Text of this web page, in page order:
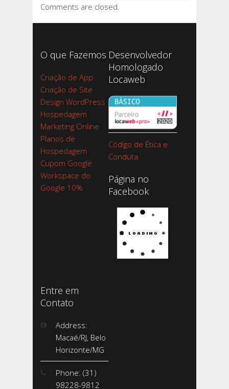
Comments are closed.
O que Fazemos
Criação de App
Criação de Site
Design WordPress
Hospedagem
Marketing Online
Planos de
Hospedagem
Cupom Google
Workspace do
Google 10%
Desenvolvedor
Homologado
Locaweb
Código de Ética e
Conduta
Página no
Facebook
Entre em
Contato
Address:
Macaé/RJ, Belo
Horizonte/MG
Phone: (31)
98228-9812